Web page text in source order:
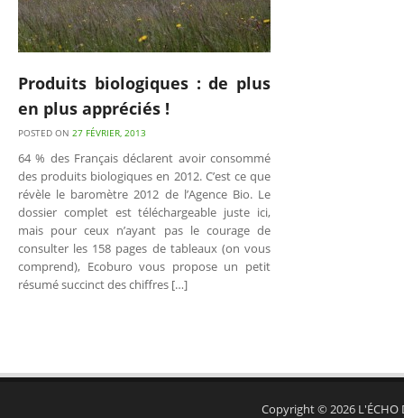
Produits biologiques : de plus
en plus appréciés !
POSTED ON 27 FÉVRIER, 2013
64 % des Français déclarent avoir consommé
des produits biologiques en 2012. C’est ce que
révèle le baromètre 2012 de l’Agence Bio. Le
dossier complet est téléchargeable juste ici,
mais pour ceux n’ayant pas le courage de
consulter les 158 pages de tableaux (on vous
comprend), Ecoburo vous propose un petit
résumé succinct des chiffres […]
Copyright © 2026 L'ÉCHO